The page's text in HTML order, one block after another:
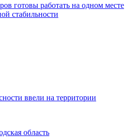
готовы работать на одном месте
стабильности
ввели на территории
область